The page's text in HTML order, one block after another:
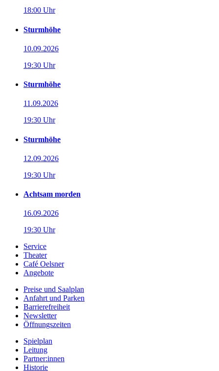
18:00 Uhr
Sturmhöhe
10.09.2026
19:30 Uhr
Sturmhöhe
11.09.2026
19:30 Uhr
Sturmhöhe
12.09.2026
19:30 Uhr
Achtsam morden
16.09.2026
19:30 Uhr
Service
Theater
Café Oelsner
Angebote
Preise und Saalplan
Anfahrt und Parken
Barrierefreiheit
Newsletter
Öffnungszeiten
Spielplan
Leitung
Partner:innen
Historie